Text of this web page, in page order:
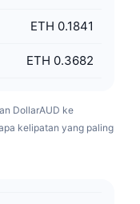
ETH 0.1841
ETH 0.3682
DollarAUD ke
kelipatan yang paling